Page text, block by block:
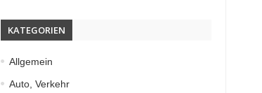
KATEGORIEN
Allgemein
Auto, Verkehr